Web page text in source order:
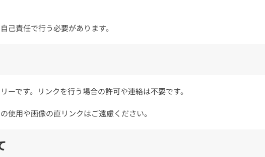
己責任で行う必要があります。
ーです。リンクを行う場合の許可や連絡は不要です。
使用や画像の直リンクはご遠慮ください。